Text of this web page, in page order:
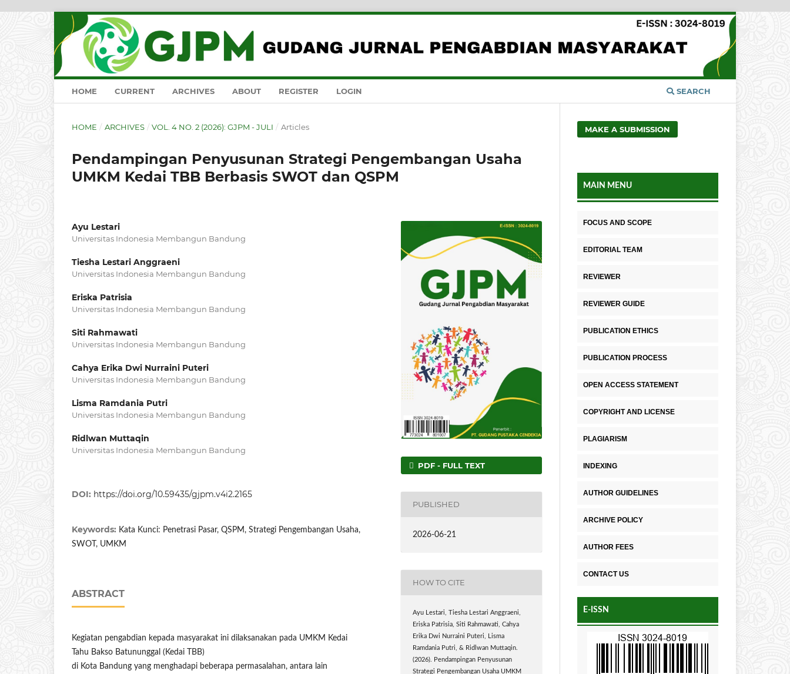
HOME CURRENT ARCHIVES ABOUT REGISTER LOGIN SEARCH
HOME / ARCHIVES / VOL. 4 NO. 2 (2026): GJPM - JULI / Articles
Pendampingan Penyusunan Strategi Pengembangan Usaha
UMKM Kedai TBB Berbasis SWOT dan QSPM
Ayu Lestari
Universitas Indonesia Membangun Bandung
Tiesha Lestari Anggraeni
Universitas Indonesia Membangun Bandung
Eriska Patrisia
Universitas Indonesia Membangun Bandung
Siti Rahmawati
Universitas Indonesia Membangun Bandung
Cahya Erika Dwi Nurraini Puteri
Universitas Indonesia Membangun Bandung
Lisma Ramdania Putri
Universitas Indonesia Membangun Bandung
Ridlwan Muttaqin
Universitas Indonesia Membangun Bandung
DOI: https://doi.org/10.59435/gjpm.v4i2.2165
Keywords: Kata Kunci: Penetrasi Pasar, QSPM, Strategi Pengembangan Usaha,
SWOT, UMKM
ABSTRACT
Kegiatan pengabdian kepada masyarakat ini dilaksanakan pada UMKM Kedai
Tahu Bakso Batununggal (Kedai TBB)
di Kota Bandung yang menghadapi beberapa permasalahan, antara lain
PDF - FULL TEXT
PUBLISHED
2026-06-21
HOW TO CITE
Ayu Lestari, Tiesha Lestari Anggraeni,
Eriska Patrisia, Siti Rahmawati, Cahya
Erika Dwi Nurraini Puteri, Lisma
Ramdania Putri, & Ridlwan Muttaqin.
(2026). Pendampingan Penyusunan
Strategi Pengembangan Usaha UMKM
MAKE A SUBMISSION
MAIN MENU
FOCUS AND SCOPE
EDITORIAL TEAM
REVIEWER
REVIEWER GUIDE
PUBLICATION ETHICS
PUBLICATION PROCESS
OPEN ACCESS STATEMENT
COPYRIGHT AND LICENSE
PLAGIARISM
INDEXING
AUTHOR GUIDELINES
ARCHIVE POLICY
AUTHOR FEES
CONTACT US
E-ISSN